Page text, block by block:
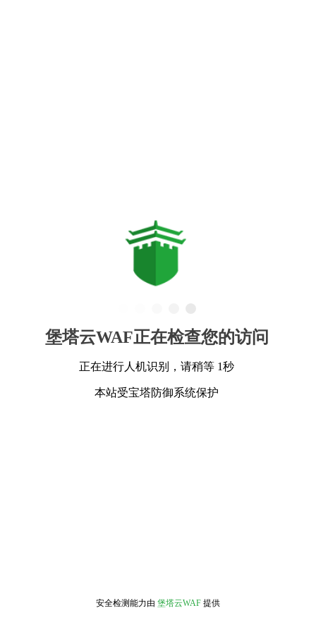
堡塔云WAF正在检查您的访问
正在进行人机识别，请稍等 1秒
本站受宝塔防御系统保护
安全检测能力由 堡塔云WAF 提供